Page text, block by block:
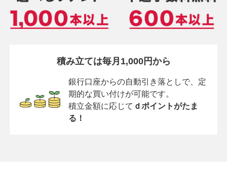
積み立ては毎月1,000円から
銀行口座からの自動引き落としで、定
期的な買い付けが可能です。
積立金額に応じて ｄポイントがたま
る！